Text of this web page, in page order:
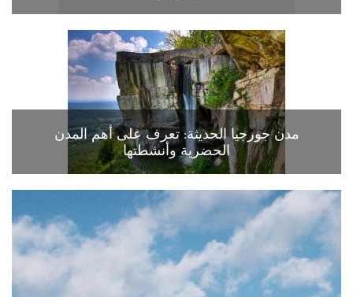
مدن جورجيا الحديثة: تعرف على أهم المدن
الحضرية وأنشطتها